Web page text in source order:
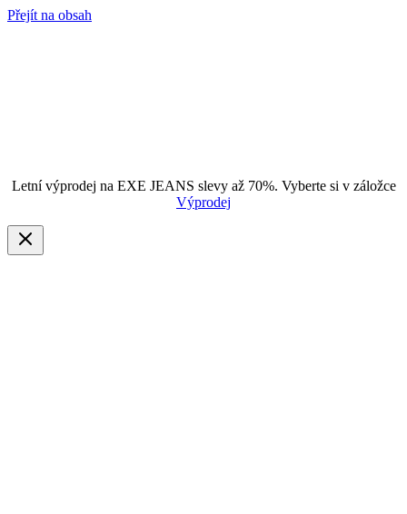
Přejít na obsah
Letní výprodej na EXE JEANS slevy až 70%. Vyberte si v záložce
Výprodej